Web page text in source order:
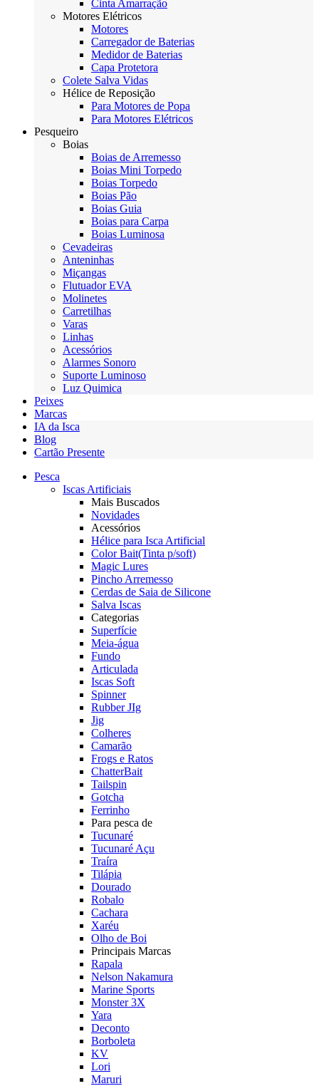
Cinta Amarração
Motores Elétricos
Motores
Carregador de Baterias
Medidor de Baterias
Capa Protetora
Colete Salva Vidas
Hélice de Reposição
Para Motores de Popa
Para Motores Elétricos
Pesqueiro
Boias
Boias de Arremesso
Boias Mini Torpedo
Boias Torpedo
Boias Pão
Boias Guia
Boias para Carpa
Boias Luminosa
Cevadeiras
Anteninhas
Miçangas
Flutuador EVA
Molinetes
Carretilhas
Varas
Linhas
Acessórios
Alarmes Sonoro
Suporte Luminoso
Luz Quimica
Peixes
Marcas
IA da Isca
Blog
Cartão Presente
Pesca
Iscas Artificiais
Mais Buscados
Novidades
Acessórios
Hélice para Isca Artificial
Color Bait(Tinta p/soft)
Magic Lures
Pincho Arremesso
Cerdas de Saia de Silicone
Salva Iscas
Categorias
Superfície
Meia-água
Fundo
Articulada
Iscas Soft
Spinner
Rubber JIg
Jig
Colheres
Camarão
Frogs e Ratos
ChatterBait
Tailspin
Gotcha
Ferrinho
Para pesca de
Tucunaré
Tucunaré Açu
Traíra
Tilápia
Dourado
Robalo
Cachara
Xaréu
Olho de Boi
Principais Marcas
Rapala
Nelson Nakamura
Marine Sports
Monster 3X
Yara
Deconto
Borboleta
KV
Lori
Maruri